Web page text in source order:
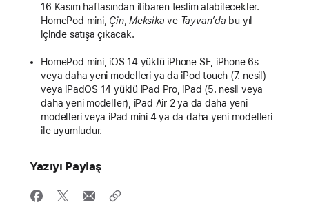
16 Kasım haftasından itibaren teslim alabilecekler.
HomePod mini, Çin,Meksika ve Tayvan’da bu yıl
içinde satışa çıkacak.
HomePod mini, iOS 14 yüklü iPhone SE, iPhone 6s
veya daha yeni modelleri ya da iPod touch (7. nesil)
veya iPadOS 14 yüklü iPad Pro, iPad (5. nesil veya
daha yeni modeller), iPad Air 2 ya da daha yeni
modelleri veya iPad mini 4 ya da daha yeni modelleri
ile uyumludur.
Yazıyı Paylaş